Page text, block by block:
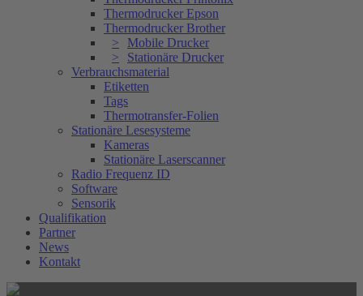
Thermodrucker Epson
Thermodrucker Brother
Mobile Drucker
Stationäre Drucker
Verbrauchsmaterial
Etiketten
Tags
Thermotransfer-Folien
Stationäre Lesesysteme
Kameras
Stationäre Laserscanner
Radio Frequenz ID
Software
Sensorik
Qualifikation
Partner
News
Kontakt